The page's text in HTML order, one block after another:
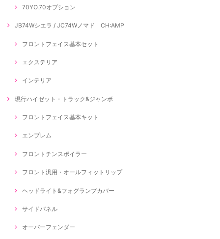
70YO.70オプション
JB74Wシエラ / JC74Wノマド CH:AMP
フロントフェイス基本セット
エクステリア
インテリア
現行ハイゼット・トラック&ジャンボ
フロントフェイス基本キット
エンブレム
フロントチンスポイラー
フロント汎用・オールフィットリップ
ヘッドライト&フォグランプカバー
サイドパネル
オーバーフェンダー